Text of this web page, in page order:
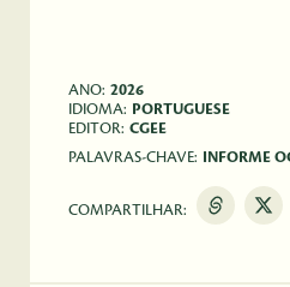
ANO: 2026
IDIOMA: PORTUGUESE
EDITOR: CGEE
PALAVRAS-CHAVE:
INFORME
COMPARTILHAR: